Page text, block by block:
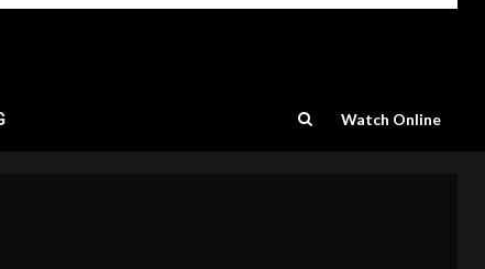
Watch Online